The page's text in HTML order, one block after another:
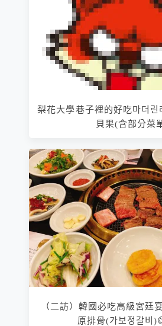
梨花大學巷子裡的好吃마더
貝果(含部分菜
（二訪）韓國必吃高級宮廷
原排骨(가보정갈비